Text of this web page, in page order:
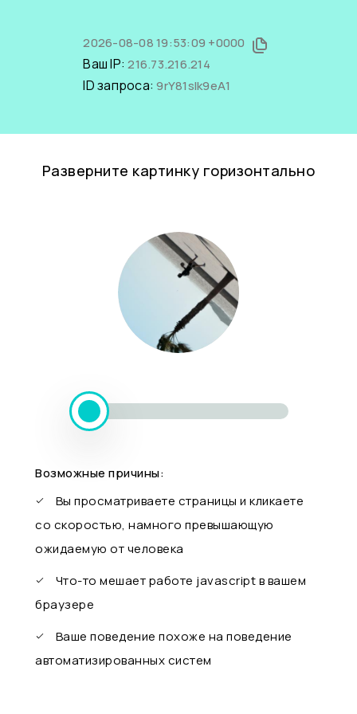
2026-08-08 19:53:09 +0000
Ваш IP:216.73.216.214
ID запроса:9rY81slk9eA1
Разверните картинку горизонтально
Возможные причины:
Вы просматриваете страницы и кликаете
со скоростью, намного превышающую
ожидаемую от человека
Что-то мешает работе javascript в вашем
браузере
Ваше поведение похоже на поведение
автоматизированных систем